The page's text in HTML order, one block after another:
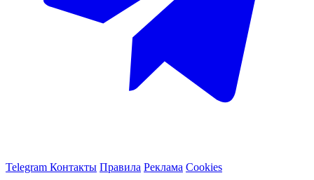
Telegram Контакты Правила Реклама Cookies